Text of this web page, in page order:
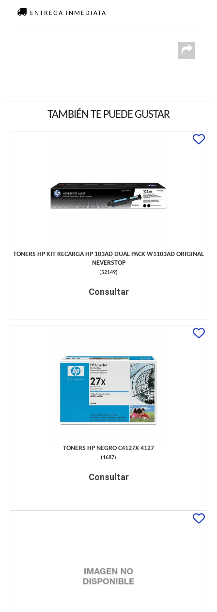
ENTREGA INMEDIATA
TAMBIÉN TE PUEDE GUSTAR
TONERS HP KIT RECARGA HP 103AD DUAL PACK W1103AD ORIGINAL
NEVERSTOP
(52149)
Consultar
TONERS HP NEGRO C4127X 4127
(1687)
Consultar